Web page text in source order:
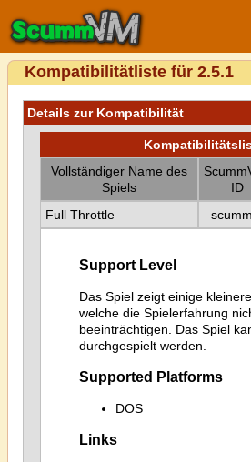
Kompatibilitätliste für 2.5.1
Details zur Kompatibilität
Vollständiger Name des
Spiels
ID
Full Throttle
Support Level
Das Spiel zeigt einige
welche die Spielerfahrung
beeinträchtigen. Das Spiel
durchgespielt werden.
Supported Platforms
DOS
Links